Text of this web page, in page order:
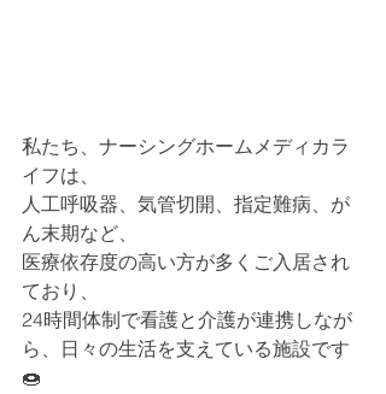
私たち、ナーシングホームメディカラ
イフは、
人工呼吸器、気管切開、指定難病、が
ん末期など、
医療依存度の高い方が多くご入居され
ており、
24時間体制で看護と介護が連携しなが
ら、日々の生活を支えている施設です
🍩